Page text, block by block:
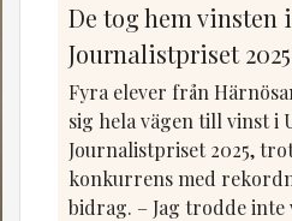
De tog hem vinsten
Journalistpriset 2025
Fyra elever från
sig hela vägen till vinst i
Journalistpriset 2025,
konkurrens med
bidrag. – Jag trodde inte